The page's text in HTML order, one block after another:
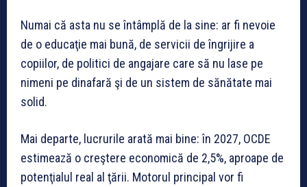
Numai că asta nu se întâmplă de la sine: ar fi nevoie
de o educaţie mai bună, de servicii de îngrijire a
copiilor, de politici de angajare care să nu lase pe
nimeni pe dinafară şi de un sistem de sănătate mai
solid.
Mai departe, lucrurile arată mai bine: în 2027, OCDE
estimează o creştere economică de 2,5%, aproape de
potenţialul real al ţării. Motorul principal vor fi